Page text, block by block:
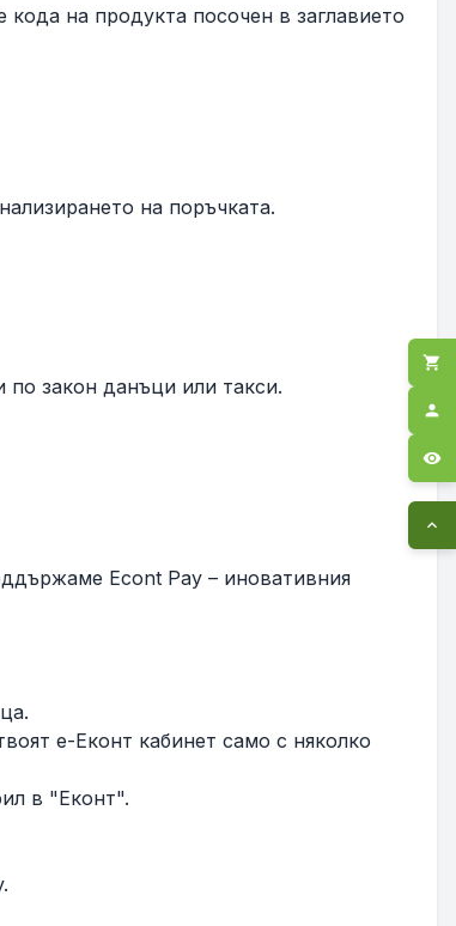
на продукта посочен в заглавието
на поръчката.
закон данъци или такси.
Econt Pay – иновативния
е-Еконт кабинет само с няколко
в "Еконт".
shopping_cart
person
visibility
expand_less